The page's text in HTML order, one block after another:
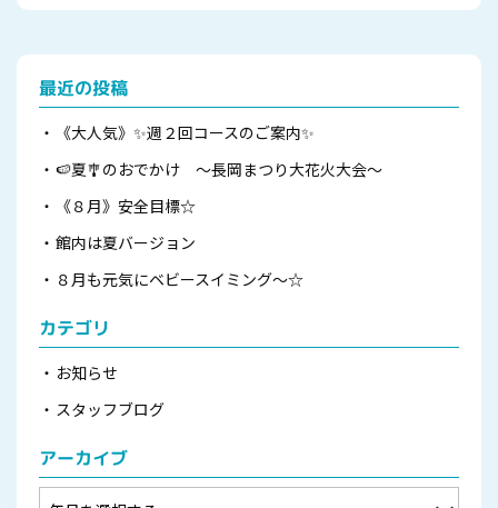
最近の投稿
《大人気》✨週２回コースのご案内✨
🍉夏🎐のおでかけ ～長岡まつり大花火大会～
《８月》安全目標☆
館内は夏バージョン
８月も元気にベビースイミング～☆
カテゴリ
お知らせ
スタッフブログ
アーカイブ